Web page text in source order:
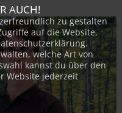
AUCH!
zu gestalten
auf die Website.
welche Art von
kannst du über den
Website jederzeit